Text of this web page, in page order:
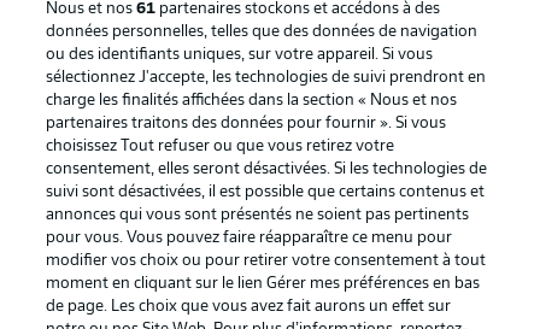
Football as it's meant to be
BUNDESLIGA APP
Nous et nos61 partenaires stockons et accédons à des
données personnelles, telles que des données de navigation
ou des identifiants uniques, sur votre appareil. Si vous
sélectionnez J'accepte, les technologies de suivi prendront en
charge les finalités affichées dans la section « Nous et nos
partenaires traitons des données pour fournir ». Si vous
choisissez Tout refuser ou que vous retirez votre
consentement, elles seront désactivées. Si les technologies de
suivi sont désactivées, il est possible que certains contenus et
annonces qui vous sont présentés ne soient pas pertinents
pour vous. Vous pouvez faire réapparaître ce menu pour
modifier vos choix ou pour retirer votre consentement à tout
moment en cliquant sur le lien Gérer mes préférences en bas
de page. Les choix que vous avez fait aurons un effet sur